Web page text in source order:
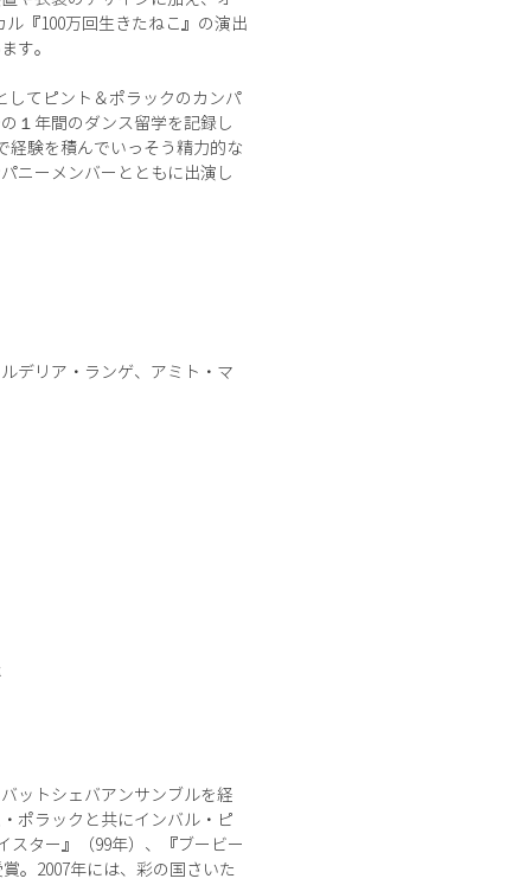
『100万回生きたねこ』の演出
す。
してピント＆ポラックのカンパ
１年間のダンス留学を記録し
経験を積んでいっそう精力的な
ニーメンバーとともに出演し
デリア・ランゲ、アミト・マ
ットシェバアンサンブルを経
ポラックと共にインバル・ピ
スター』（99年）、『ブービー
。2007年には、彩の国さいた